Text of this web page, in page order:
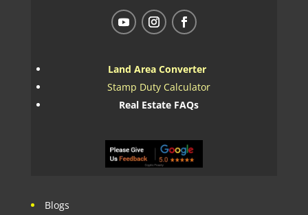
Land Area Converter
Stamp Duty Calculator
Real Estate FAQs
Blogs